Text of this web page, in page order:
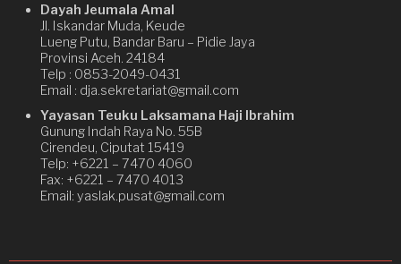
Dayah Jeumala Amal
Jl. Iskandar Muda, Keude
Lueng Putu, Bandar Baru – Pidie Jaya
Provinsi Aceh. 24184
Telp : 0853-2049-0431
Email : dja.sekretariat@gmail.com
Yayasan Teuku Laksamana Haji Ibrahim
Gunung Indah Raya No. 55B
Cirendeu, Ciputat 15419
Telp: +6221 – 7470 4060
Fax: +6221 – 7470 4013
Email: yaslak.pusat@gmail.com